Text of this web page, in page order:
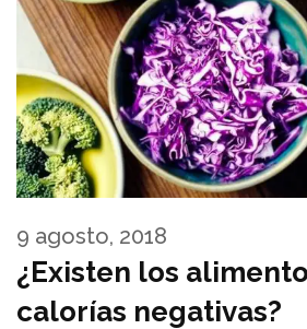
¿Existen los
calorías negativas?
9 agosto, 2018